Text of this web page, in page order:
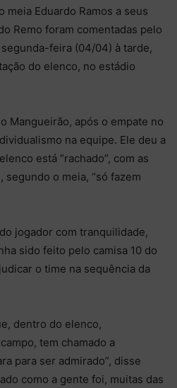
meia Eduardo Ramos a seus
Remo foram comentadas pelo
feira (04/04) à tarde,
do elenco, no estádio
Mangueirão, após o empate no
na equipe. Ele deu a
está “rachado”, com as
segundo o meia, “só fazem
jogador com tranquilidade,
sido feito pelo camisa 10 do
o time na sequência da
dentro do elenco,
tem chamado a
para ser admirado”, disse
como a gente foi, muitas das